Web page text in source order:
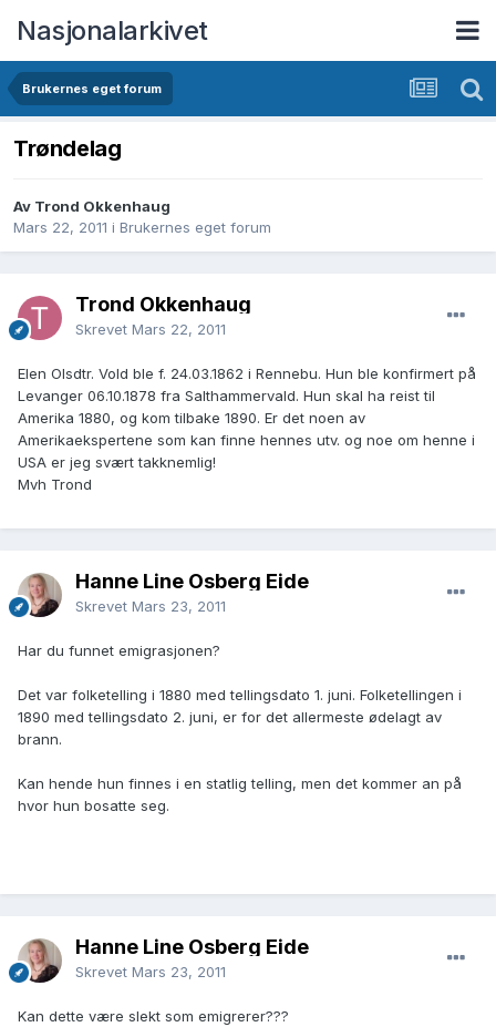
Nasjonalarkivet
Brukernes eget forum
Trøndelag
Av Trond Okkenhaug
Mars 22, 2011 i Brukernes eget forum
Trond Okkenhaug
Skrevet Mars 22, 2011
Elen Olsdtr. Vold ble f. 24.03.1862 i Rennebu. Hun ble konfirmert på
Levanger 06.10.1878 fra Salthammervald. Hun skal ha reist til
Amerika 1880, og kom tilbake 1890. Er det noen av
Amerikaekspertene som kan finne hennes utv. og noe om henne i
USA er jeg svært takknemlig!
Mvh Trond
Hanne Line Osberg Eide
Skrevet Mars 23, 2011
Har du funnet emigrasjonen?
Det var folketelling i 1880 med tellingsdato 1. juni. Folketellingen i
1890 med tellingsdato 2. juni, er for det allermeste ødelagt av
brann.
Kan hende hun finnes i en statlig telling, men det kommer an på
hvor hun bosatte seg.
Hanne Line Osberg Eide
Skrevet Mars 23, 2011
Kan dette være slekt som emigrerer???